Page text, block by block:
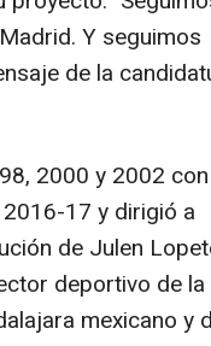
Y seguimos
de la
2000 y 2002
17 y dirigió a
de Julen
deportivo de la
mexicano y